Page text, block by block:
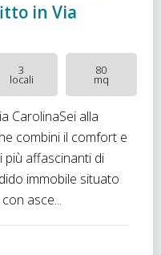
in Via
3
locali
80
mq
CarolinaSei alla
combini il comfort e
più affascinanti di
immobile situato
asce...